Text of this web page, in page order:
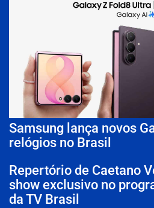
Samsung lança novos
relógios no Brasil
Repertório de Caetano
show exclusivo no
da TV Brasil